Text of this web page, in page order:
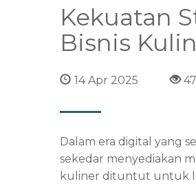
Kekuatan
Bisnis
14 Apr 2025
Dalam era digital yang
sekedar menyediakan
kuliner dituntut untuk